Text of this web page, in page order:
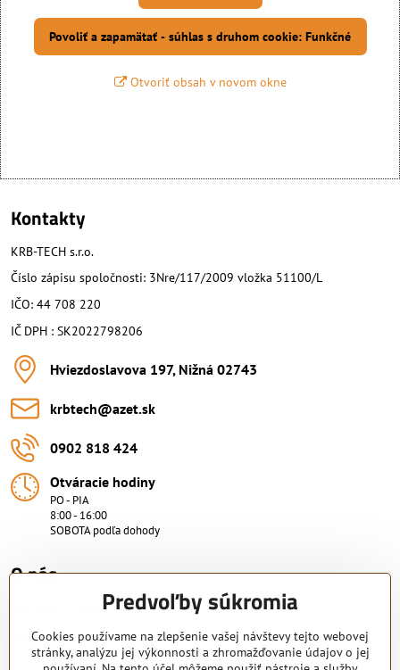
Povoliť a zapamätať - súhlas s druhom cookie: Funkčné
Otvoriť obsah v novom okne
Kontakty
KRB-TECH s.r.o.
Číslo zápisu spoločnosti: 3Nre/117/2009 vložka 51100/L
IČO: 44 708 220
IČ DPH : SK2022798206
Hviezdoslavova 197, Nižná 02743
krbtech​@azet​.sk
0902 818 424
Otváracie hodiny
PO - PIA
8:00 - 16:00
SOBOTA podľa dohody
O nás.
Viac ako 15 rokov skúsenosti.
Nakupujte od overeného predajcu s certifikovaným servisným
strediskom. KRB-TECH s.r.o.
Predvoľby súkromia
Cookies používame na zlepšenie vašej návštevy tejto webovej
stránky, analýzu jej výkonnosti a zhromažďovanie údajov o jej